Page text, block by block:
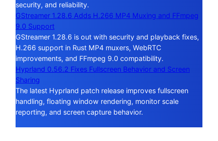
security, and reliability.
GStreamer 1.28.6 Adds H.266 MP4 Muxing and FFmpeg
9.0 Support
GStreamer 1.28.6 is out with security and playback fixes,
H.266 support in Rust MP4 muxers, WebRTC
improvements, and FFmpeg 9.0 compatibility.
Hyprland 0.56.2 Fixes Fullscreen Behavior and Screen
Sharing
The latest Hyprland patch release improves fullscreen
handling, floating window rendering, monitor scale
reporting, and screen capture behavior.